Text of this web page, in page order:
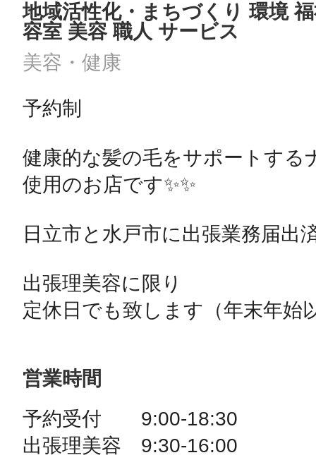
地域活性化・まちづくり 環境
容室 美容 職人 サービス
美容・健康
予約制
健康的な髪の毛をサポートする
使用のお店です✨✨
日立市と水戸市に出張業務届出
出張理美容に限り
営業時間
予約受付　　9:00-18:30
出張理美容　9:30-16:00